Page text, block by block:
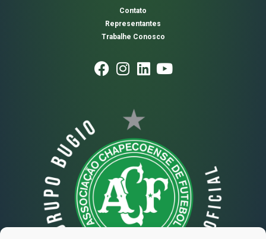
Contato
Representantes
Trabalhe Conosco